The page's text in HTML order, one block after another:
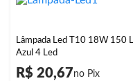
Lâmpada Led T10 18W 150
Azul 4 Led
R$ 20,67